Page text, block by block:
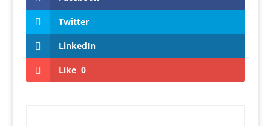
Twitter
LinkedIn
Like 0